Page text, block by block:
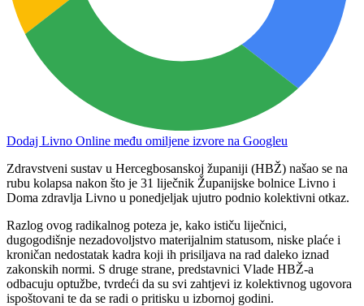
Dodaj Livno Online među omiljene izvore na Googleu
Zdravstveni sustav u Hercegbosanskoj županiji (HBŽ) našao se na
rubu kolapsa nakon što je 31 liječnik Županijske bolnice Livno i
Doma zdravlja Livno u ponedjeljak ujutro podnio kolektivni otkaz.
Razlog ovog radikalnog poteza je, kako ističu liječnici,
dugogodišnje nezadovoljstvo materijalnim statusom, niske plaće i
kroničan nedostatak kadra koji ih prisiljava na rad daleko iznad
zakonskih normi. S druge strane, predstavnici Vlade HBŽ-a
odbacuju optužbe, tvrdeći da su svi zahtjevi iz kolektivnog ugovora
ispoštovani te da se radi o pritisku u izbornoj godini.